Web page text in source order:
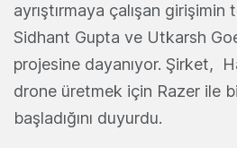
ayrıştırmaya çalışan girişimin
Sidhant Gupta ve Utkarsh
projesine dayanıyor. Şirket,
drone üretmek için Razer ile
başladığını duyurdu.